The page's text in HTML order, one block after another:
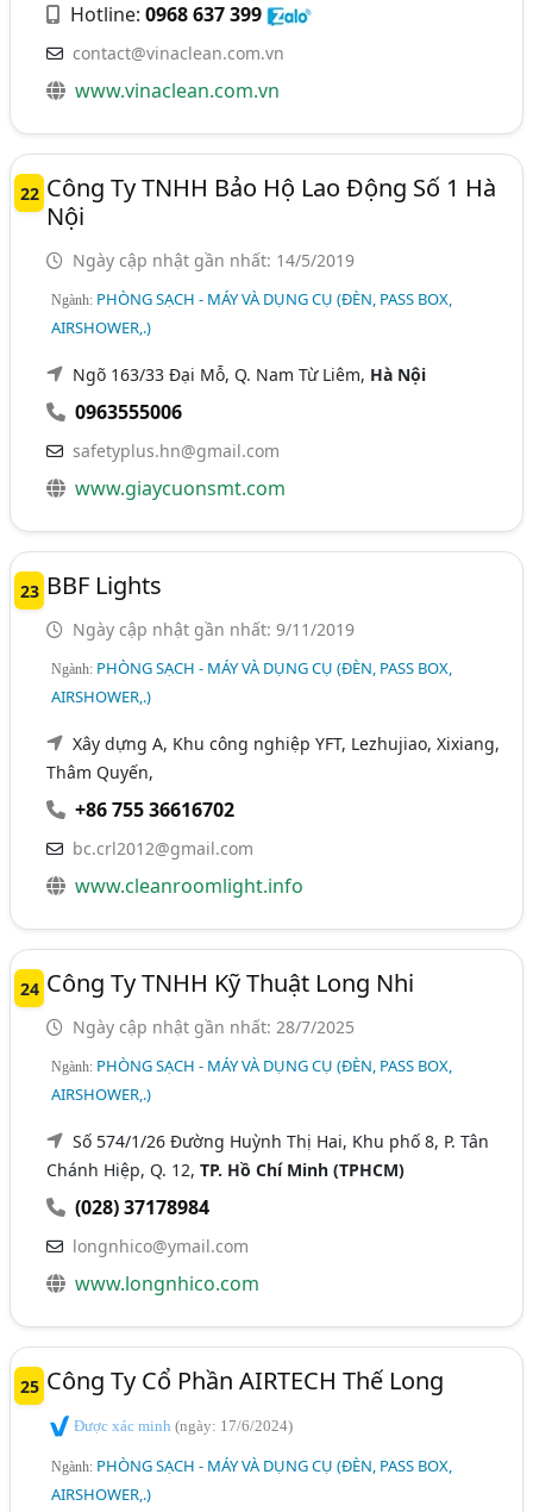
Hotline:0968 637 399
contact@vinaclean.com.vn
www.vinaclean.com.vn
22 Công Ty TNHH Bảo Hộ Lao Động Số 1 Hà
Nội
Ngày cập nhật gần nhất: 14/5/2019
Ngành: PHÒNG SẠCH - MÁY VÀ DỤNG CỤ (ĐÈN, PASS BOX,
AIRSHOWER,.)
Ngõ 163/33 Đại Mỗ, Q. Nam Từ Liêm, Hà Nội
0963555006
safetyplus.hn@gmail.com
www.giaycuonsmt.com
23 BBF Lights
Ngày cập nhật gần nhất: 9/11/2019
Ngành: PHÒNG SẠCH - MÁY VÀ DỤNG CỤ (ĐÈN, PASS BOX,
AIRSHOWER,.)
Xây dựng A, Khu công nghiệp YFT, Lezhujiao, Xixiang,
Thâm Quyến,
+86 755 36616702
bc.crl2012@gmail.com
www.cleanroomlight.info
24 Công Ty TNHH Kỹ Thuật Long Nhi
Ngày cập nhật gần nhất: 28/7/2025
Ngành: PHÒNG SẠCH - MÁY VÀ DỤNG CỤ (ĐÈN, PASS BOX,
AIRSHOWER,.)
Số 574/1/26 Đường Huỳnh Thị Hai, Khu phố 8, P. Tân
Chánh Hiệp, Q. 12,TP. Hồ Chí Minh (TPHCM)
(028) 37178984
longnhico@ymail.com
www.longnhico.com
25 Công Ty Cổ Phần AIRTECH Thế Long
Được xác minh(ngày: 17/6/2024)
Ngành: PHÒNG SẠCH - MÁY VÀ DỤNG CỤ (ĐÈN, PASS BOX,
AIRSHOWER,.)